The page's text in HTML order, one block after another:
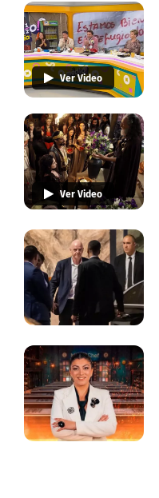
Ver Video
Ver Video